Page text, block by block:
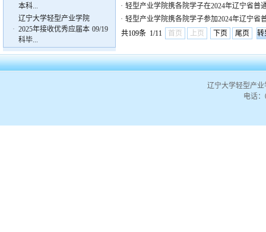
本科...
·
辽宁大学轻型产业学院
2025年接收优秀应届本
科毕...
09/19
· 轻型产业学院携各院学子在2024年辽宁省普
· 轻型产业学院携各院学子参加2024年辽宁
共109条 1/11
首页 上页 下页 尾页
辽宁大学轻型产
电话：